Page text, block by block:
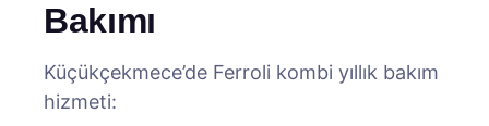
Bakımı
Küçükçekmece’de Ferroli kombi yıllık bakım
hizmeti: